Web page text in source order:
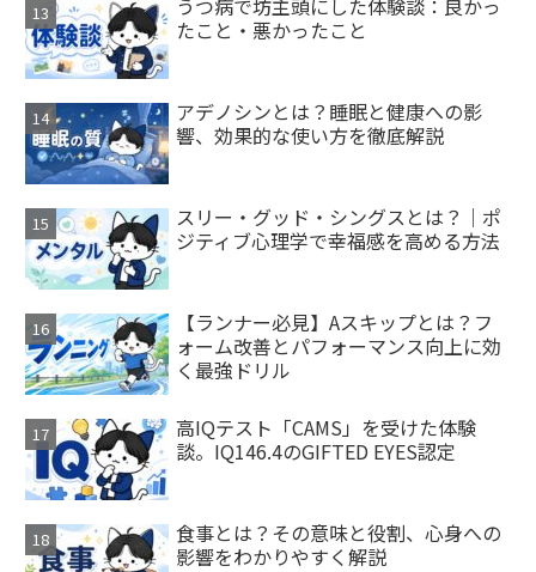
たこと・悪かったこと
アデノシンとは？睡眠と健康への影
響、効果的な使い方を徹底解説
スリー・グッド・シングスとは？｜ポ
ジティブ心理学で幸福感を高める方法
【ランナー必見】Aスキップとは？フ
ォーム改善とパフォーマンス向上に効
く最強ドリル
高IQテスト「CAMS」を受けた体験
談。IQ146.4のGIFTED EYES認定
食事とは？その意味と役割、心身への
影響をわかりやすく解説